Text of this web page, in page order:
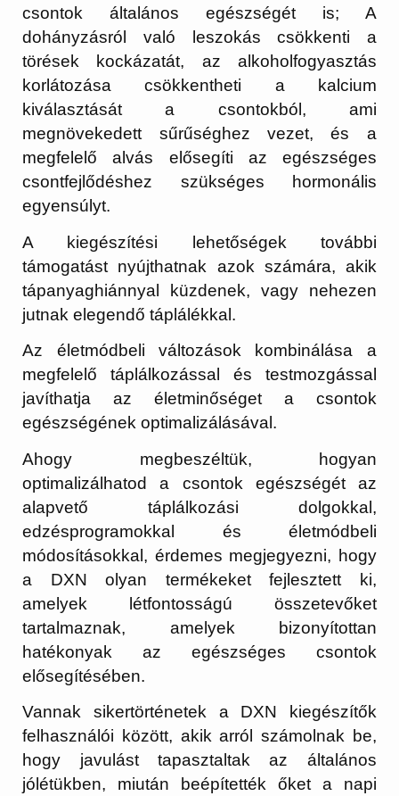
csontok általános egészségét is; A
dohányzásról való leszokás csökkenti a
törések kockázatát, az alkoholfogyasztás
korlátozása csökkentheti a kalcium
kiválasztását a csontokból, ami
megnövekedett sűrűséghez vezet, és a
megfelelő alvás elősegíti az egészséges
csontfejlődéshez szükséges hormonális
egyensúlyt.
A kiegészítési lehetőségek további
támogatást nyújthatnak azok számára, akik
tápanyaghiánnyal küzdenek, vagy nehezen
jutnak elegendő táplálékkal.
Az életmódbeli változások kombinálása a
megfelelő táplálkozással és testmozgással
javíthatja az életminőséget a csontok
egészségének optimalizálásával.
Ahogy megbeszéltük, hogyan
optimalizálhatod a csontok egészségét az
alapvető táplálkozási dolgokkal,
edzésprogramokkal és életmódbeli
módosításokkal, érdemes megjegyezni, hogy
a DXN olyan termékeket fejlesztett ki,
amelyek létfontosságú összetevőket
tartalmaznak, amelyek bizonyítottan
hatékonyak az egészséges csontok
elősegítésében.
Vannak sikertörténetek a DXN kiegészítők
felhasználói között, akik arról számolnak be,
hogy javulást tapasztaltak az általános
jólétükben, miután beépítették őket a napi